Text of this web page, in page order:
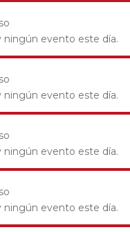
ningún evento este día.
ningún evento este día.
ningún evento este día.
ningún evento este día.